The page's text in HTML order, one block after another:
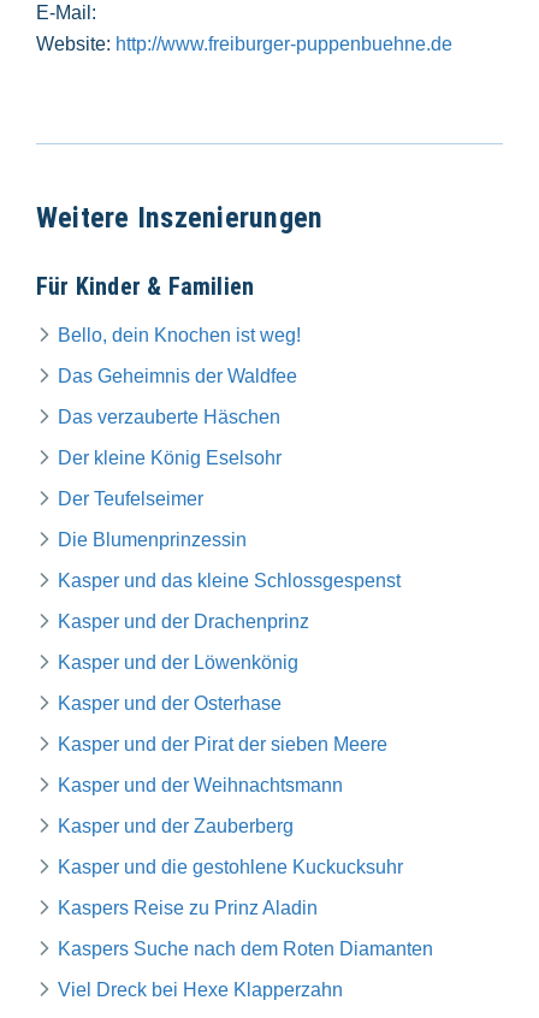
E-Mail:
Website: http://www.freiburger-puppenbuehne.de
Weitere Inszenierungen
Für Kinder & Familien
Bello, dein Knochen ist weg!
Das Geheimnis der Waldfee
Das verzauberte Häschen
Der kleine König Eselsohr
Der Teufelseimer
Die Blumenprinzessin
Kasper und das kleine Schlossgespenst
Kasper und der Drachenprinz
Kasper und der Löwenkönig
Kasper und der Osterhase
Kasper und der Pirat der sieben Meere
Kasper und der Weihnachtsmann
Kasper und der Zauberberg
Kasper und die gestohlene Kuckucksuhr
Kaspers Reise zu Prinz Aladin
Kaspers Suche nach dem Roten Diamanten
Viel Dreck bei Hexe Klapperzahn